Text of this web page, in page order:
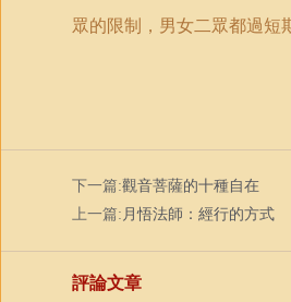
眾的限制，男女二眾都過短
下一篇:觀音菩薩的十種自在
上一篇: 月悟法師：經行的方式
評論文章